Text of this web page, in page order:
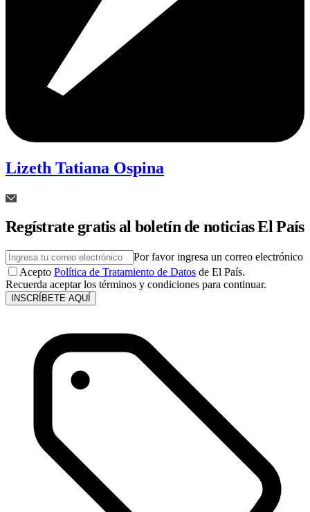
Lizeth Tatiana Ospina
Regístrate gratis al boletín de noticias El País
Por favor ingresa un correo electrónico
Acepto Política de Tratamiento de Datos de El País.
Recuerda aceptar los términos y condiciones para continuar.
INSCRÍBETE AQUÍ